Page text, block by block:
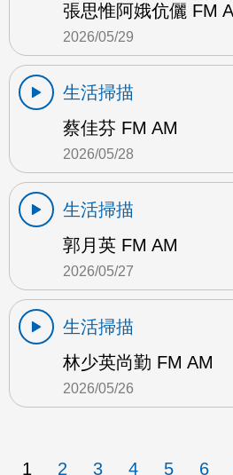
張思惟阿娥伉儷 FM
2026/05/29
生活掃描
蔡佳芬 FM AM
2026/05/28
生活掃描
郭月英 FM AM
2026/05/27
生活掃描
林少英尚勤 FM AM
2026/05/26
1 2 3 4 5 6